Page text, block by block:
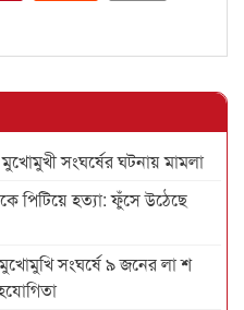
সংঘর্ষের ঘটনায় মামলা
পিটিয়ে হত্যা: ফুঁসে উঠেছে
সংঘর্ষে ৯ জনের লা শ